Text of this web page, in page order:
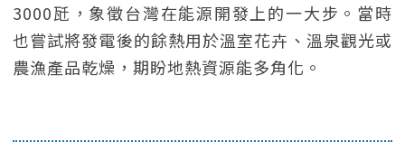
3000瓩，象徵台灣在能源開發上的一大步。當時
也嘗試將發電後的餘熱用於溫室花卉、溫泉觀光或
農漁產品乾燥，期盼地熱資源能多角化。